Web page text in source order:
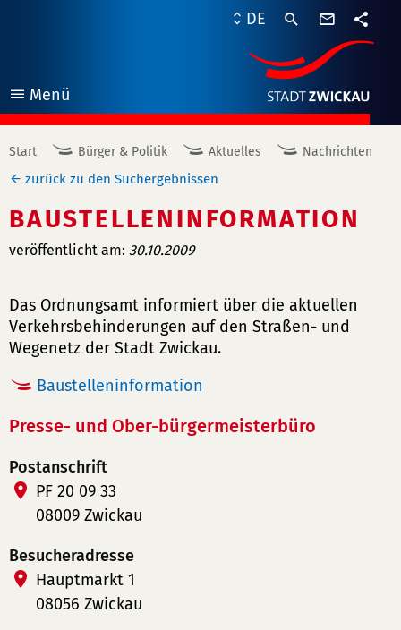
Menü
öffnen
DE
Start Bürger & Politik Aktuelles Nachrichten
zurück zu den Suchergebnissen
BAUSTELLENINFORMATION
veröffentlicht am: 30.10.2009
Das Ordnungsamt informiert über die aktuellen
Verkehrsbehinderungen auf den Straßen- und
Wegenetz der Stadt Zwickau.
Baustelleninformation
Presse- und Ober-bürgermeisterbüro
Postanschrift
PF 20 09 33
08009 Zwickau
Besucheradresse
Hauptmarkt 1
08056 Zwickau